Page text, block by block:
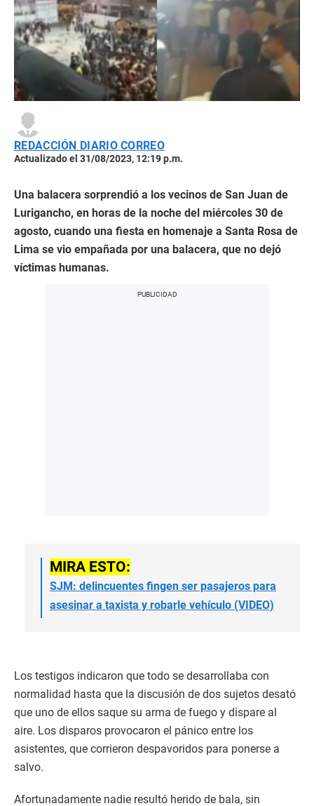
REDACCIÓN DIARIO CORREO
Actualizado el 31/08/2023, 12:19 p.m.
Una balacera sorprendió a los vecinos de San Juan de
Lurigancho, en horas de la noche del miércoles 30 de
agosto, cuando una fiesta en homenaje a Santa Rosa de
Lima se vio empañada por una balacera, que no dejó
víctimas humanas.
MIRA ESTO:
SJM: delincuentes fingen ser pasajeros para
asesinar a taxista y robarle vehículo (VIDEO)
Los testigos indicaron que todo se desarrollaba con
normalidad hasta que la discusión de dos sujetos desató
que uno de ellos saque su arma de fuego y dispare al
aire. Los disparos provocaron el pánico entre los
asistentes, que corrieron despavoridos para ponerse a
salvo.
Afortunadamente nadie resultó herido de bala, sin